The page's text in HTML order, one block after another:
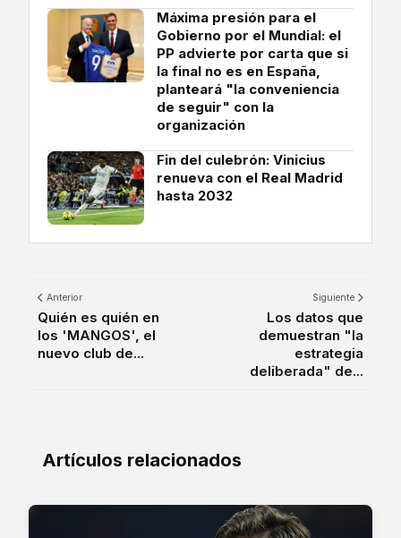
Máxima presión para el
Gobierno por el Mundial: el
PP advierte por carta que si
la final no es en España,
planteará "la conveniencia
de seguir" con la
organización
Fin del culebrón: Vinicius
renueva con el Real Madrid
hasta 2032
Anterior
Quién es quién en
los 'MANGOS', el
nuevo club de...
Siguiente
Los datos que
demuestran "la
estrategia
deliberada" de...
Artículos relacionados